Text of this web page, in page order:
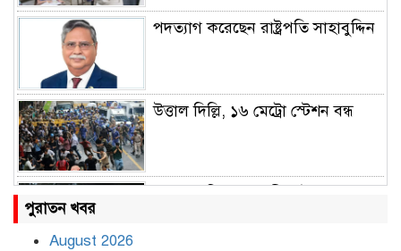
পদত্যাগ করেছেন রাষ্ট্রপতি সাহাবুদ্দিন
উত্তাল দিল্লি, ১৬ মেট্রো স্টেশন বন্ধ
পুরাতন খবর
August 2026